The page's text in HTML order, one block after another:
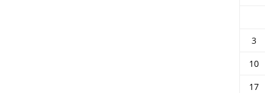
3
10
17